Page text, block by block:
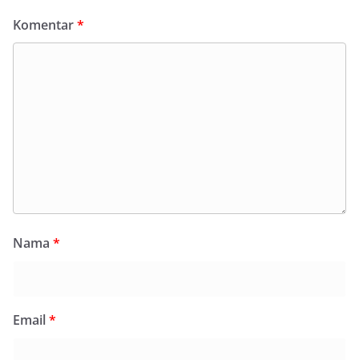
Komentar*
Nama *
Email*